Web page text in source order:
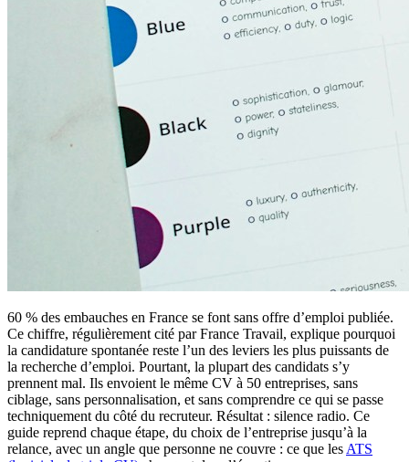
60 % des embauches en France se font sans offre d’emploi publiée.
Ce chiffre, régulièrement cité par France Travail, explique pourquoi
la candidature spontanée reste l’un des leviers les plus puissants de
la recherche d’emploi. Pourtant, la plupart des candidats s’y
prennent mal. Ils envoient le même CV à 50 entreprises, sans
ciblage, sans personnalisation, et sans comprendre ce qui se passe
techniquement du côté du recruteur. Résultat : silence radio. Ce
guide reprend chaque étape, du choix de l’entreprise jusqu’à la
relance, avec un angle que personne ne couvre : ce que les ATS